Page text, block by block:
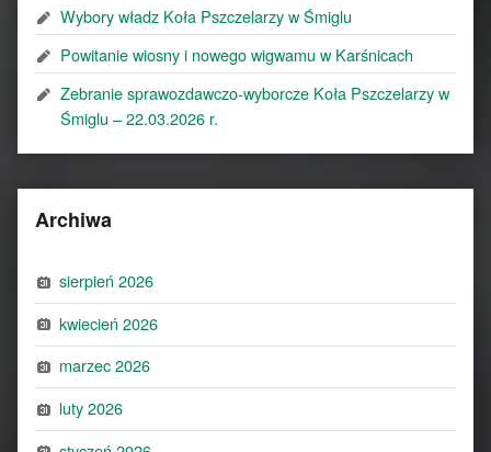
Wybory władz Koła Pszczelarzy w Śmiglu
Powitanie wiosny i nowego wigwamu w Karśnicach
Zebranie sprawozdawczo-wyborcze Koła Pszczelarzy w
Śmiglu – 22.03.2026 r.
Archiwa
sierpień 2026
kwiecień 2026
marzec 2026
luty 2026